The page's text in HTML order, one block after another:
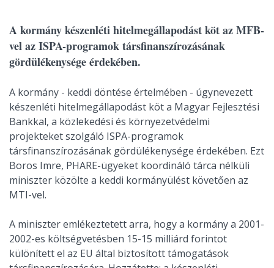
A kormány készenléti hitelmegállapodást köt az MFB-
vel az ISPA-programok társfinanszírozásának
gördülékenysége érdekében.
A kormány - keddi döntése értelmében - úgynevezett
készenléti hitelmegállapodást köt a Magyar Fejlesztési
Bankkal, a közlekedési és környezetvédelmi
projekteket szolgáló ISPA-programok
társfinanszírozásának gördülékenysége érdekében. Ezt
Boros Imre, PHARE-ügyeket koordináló tárca nélküli
miniszter közölte a keddi kormányülést követően az
MTI-vel.
A miniszter emlékeztetett arra, hogy a kormány a 2001-
2002-es költségvetésben 15-15 milliárd forintot
különített el az EU által biztosított támogatások